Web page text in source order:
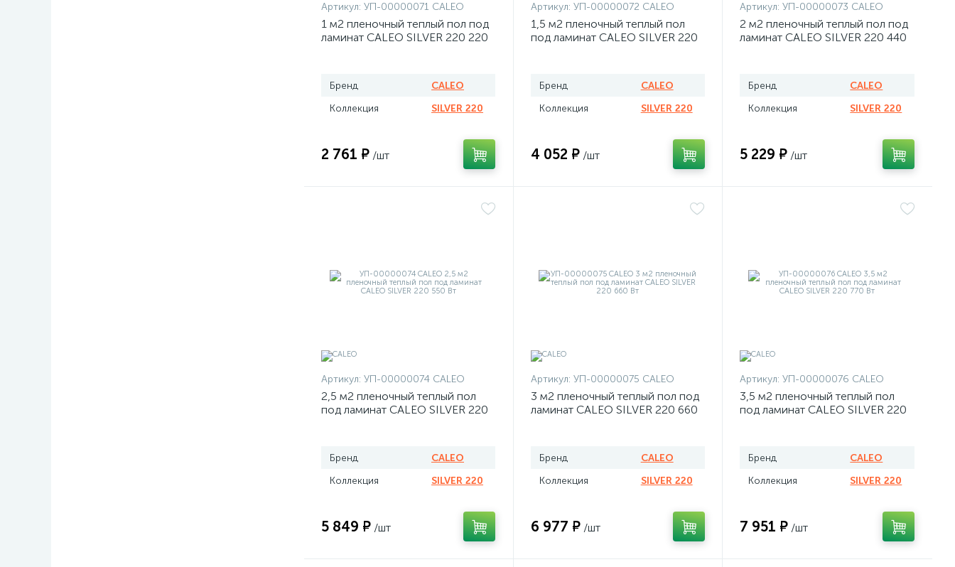
Артикул: УП-00000071 CALEO
1 м2 пленочный теплый пол под
ламинат CALEO SILVER 220 220
Бренд
CALEO
Коллекция
SILVER 220
2 761 ₽ /шт
Артикул: УП-00000072 CALEO
1,5 м2 пленочный теплый пол
под ламинат CALEO SILVER 220
Бренд
CALEO
Коллекция
SILVER 220
4 052 ₽ /шт
Артикул: УП-00000073 CALEO
2 м2 пленочный теплый пол под
ламинат CALEO SILVER 220 440
Бренд
CALEO
Коллекция
SILVER 220
5 229 ₽ /шт
Артикул: УП-00000074 CALEO
2,5 м2 пленочный теплый пол
под ламинат CALEO SILVER 220
Бренд
CALEO
Коллекция
SILVER 220
5 849 ₽ /шт
Артикул: УП-00000075 CALEO
3 м2 пленочный теплый пол под
ламинат CALEO SILVER 220 660
Бренд
CALEO
Коллекция
SILVER 220
6 977 ₽ /шт
Артикул: УП-00000076 CALEO
3,5 м2 пленочный теплый пол
под ламинат CALEO SILVER 220
Бренд
CALEO
Коллекция
SILVER 220
7 951 ₽ /шт